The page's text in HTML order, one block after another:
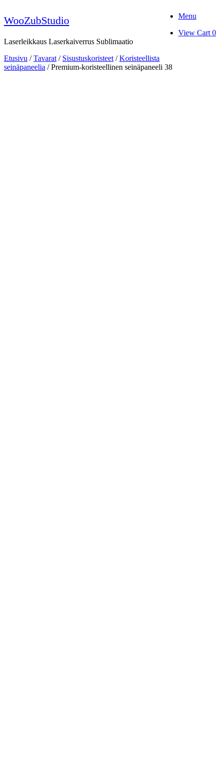
to
content
WooZubStudio
Laserleikkaus Laserkaiverrus Sublimaatio
Menu
View
View Cart 0
Etusivu /Tavarat / Sisustuskoristeet /Koristeellista
seinäpaneelia / Premium-koristeellinen seinäpaneeli 38